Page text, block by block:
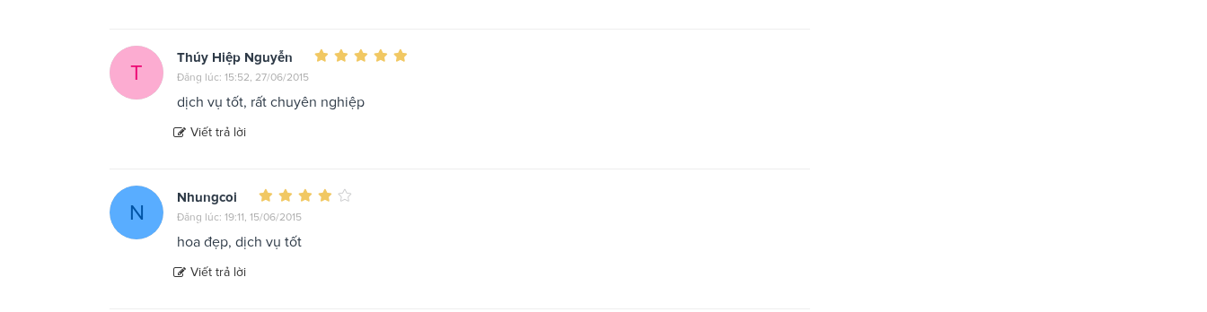
T
Thúy Hiệp Nguyễn
Đăng lúc: 15:52, 27/06/2015
dịch vụ tốt, rất chuyên nghiệp
Viết trả lời
N
Nhungcoi
Đăng lúc: 19:11, 15/06/2015
hoa đẹp, dịch vụ tốt
Viết trả lời